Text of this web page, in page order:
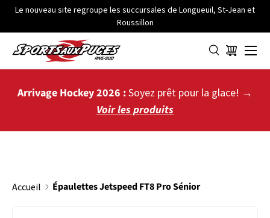
ALLER AU CONTENU
Le nouveau site regroupe les succursales de Longueuil, St-Jean et
Roussillon
Panier
Menu
Arrivage Hockey 2026 :Soyez prêt pour la glace! →
Voir les produits
Accueil Épaulettes Jetspeed FT8 Pro Sénior